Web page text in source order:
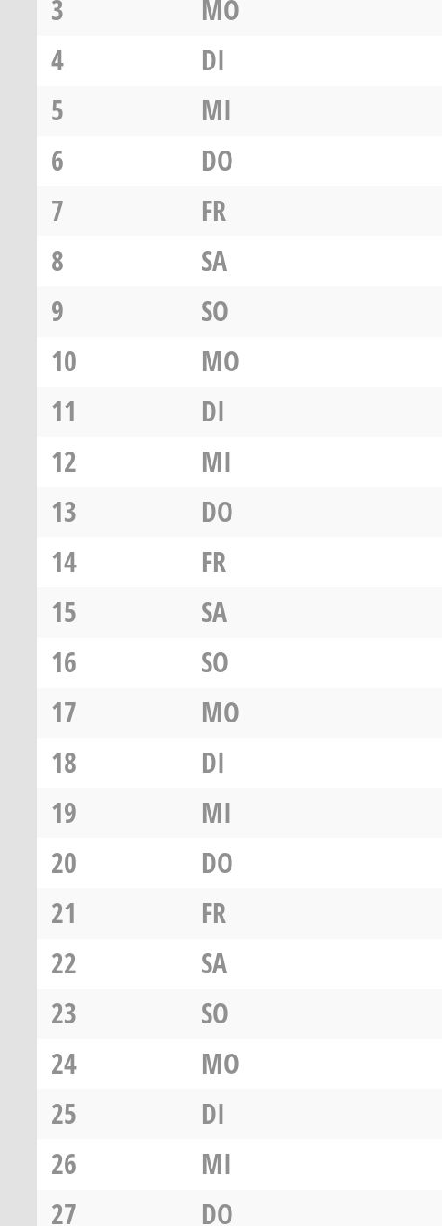
3
MO
4
DI
5
MI
6
DO
7
FR
8
SA
9
SO
10
MO
11
DI
12
MI
13
DO
14
FR
15
SA
16
SO
17
MO
18
DI
19
MI
20
DO
21
FR
22
SA
23
SO
24
MO
25
DI
26
MI
27
DO